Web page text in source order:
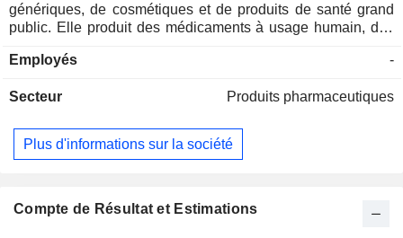
génériques, de cosmétiques et de produits de santé grand
public. Elle produit des médicaments à usage humain, des
généraux, des médicaments pour le traitement de la toux,
tension artérielle, de la diarrhée, des vomissements, des
deux secteurs : Les produits pharmaceutiques qui
représentent des médicaments ou des drogues pour la
représentent des produits utilisés pour soutenir le bien-être
Employés -
Secteur Produits pharmaceutiques
Plus d'informations sur la société
Compte de Résultat et Estimations